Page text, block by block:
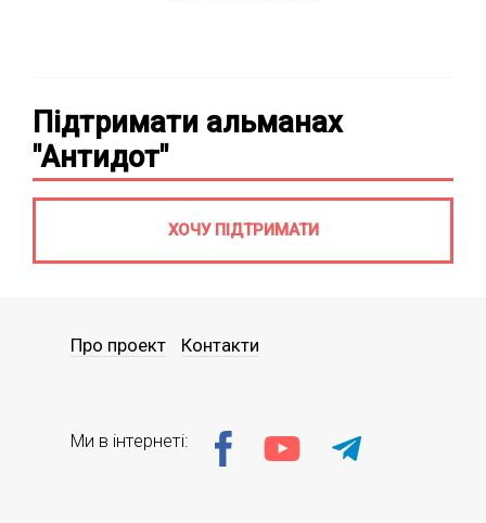
Підтримати альманах
"Антидот"
ХОЧУ ПІДТРИМАТИ
Про проект Контакти
Ми в інтернеті: